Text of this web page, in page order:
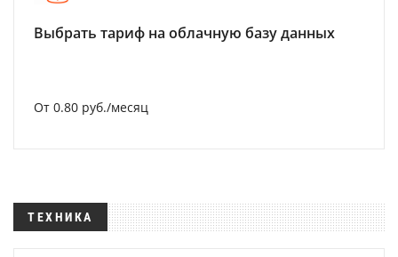
Выбрать тариф на облачную базу данных
От 0.80 руб./месяц
ТЕХНИКА